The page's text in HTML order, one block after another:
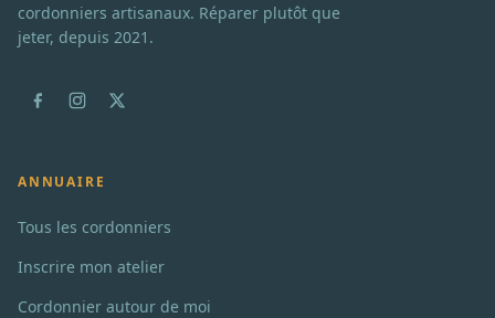
cordonniers artisanaux. Réparer plutôt que
jeter, depuis 2021.
ANNUAIRE
Tous les cordonniers
Inscrire mon atelier
Cordonnier autour de moi